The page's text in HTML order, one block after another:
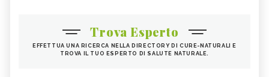
Trova Esperto
EFFETTUA UNA RICERCA NELLA DIRECTORY DI CURE-NATURALI E
TROVA IL TUO ESPERTO DI SALUTE NATURALE.